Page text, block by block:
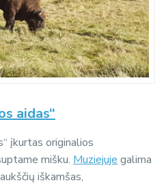
aidas“
įkurtas originalios
mišku. Muziejuje galima
iškamšas,